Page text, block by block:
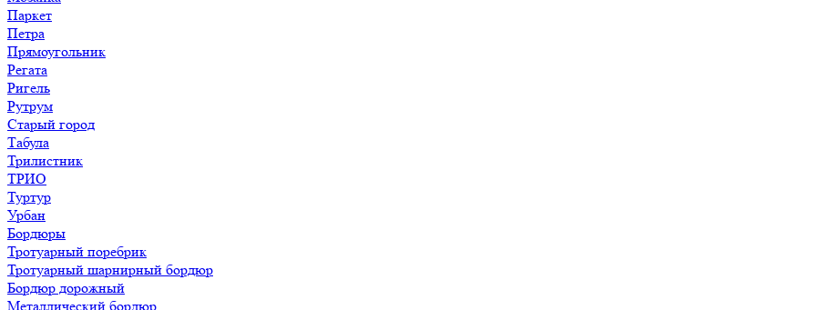
Паркет
Петра
Прямоугольник
Регата
Ригель
Рутрум
Старый город
Табула
Трилистник
ТРИО
Туртур
Урбан
Бордюры
Тротуарный поребрик
Тротуарный шарнирный бордюр
Бордюр дорожный
Металлический бордюр